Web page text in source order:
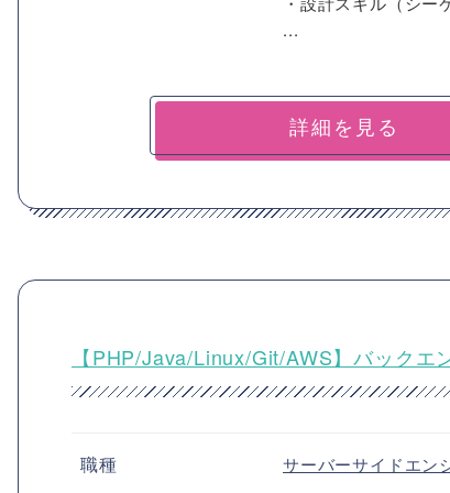
...
詳細を見る
【PHP/Java/Linux/Git/AWS】バック
職種 サーバーサイドエン